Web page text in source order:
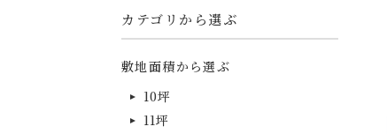
カテゴリから選ぶ
敷地面積から選ぶ
10坪
11坪